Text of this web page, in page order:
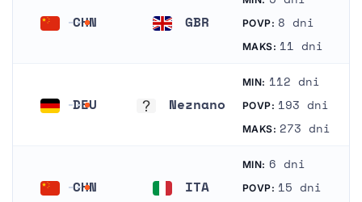
CHN GBR POVP: 8 dni
MAKS: 11 dni
DEU Neznano
MIN: 112 dni
POVP: 193 dni
MAKS: 273 dni
CHN ITA
MIN: 6 dni
POVP: 15 dni